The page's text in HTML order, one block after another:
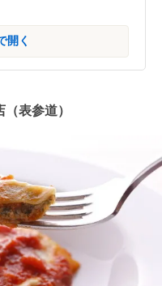
開く
表参道）